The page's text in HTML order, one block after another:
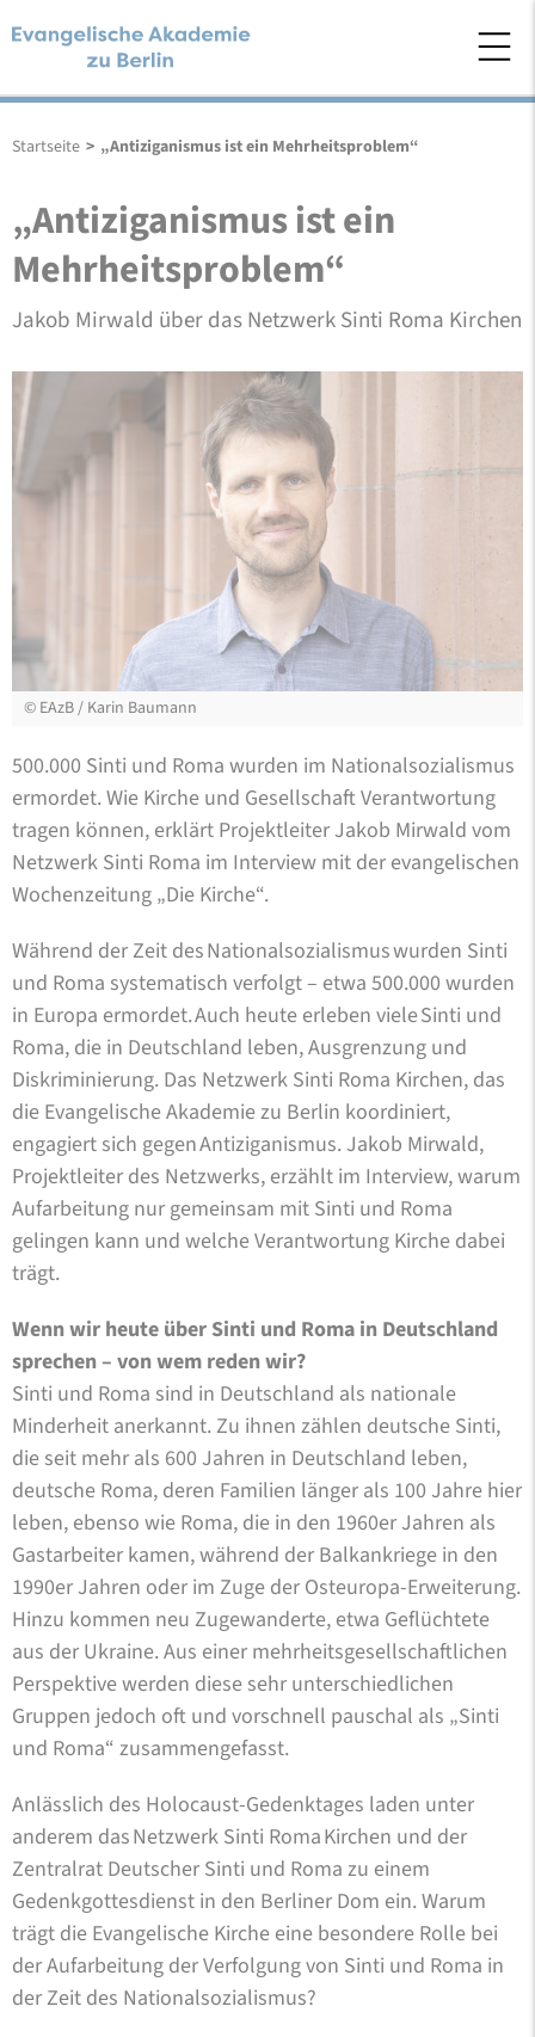
Startseite > „Antiziganismus ist ein Mehrheitsproblem“
„Antiziganismus ist ein
Mehrheitsproblem“
Jakob Mirwald über das Netzwerk Sinti Roma Kirchen
© EAzB / Karin Baumann
500.000 Sinti und Roma wurden im Nationalsozialismus
ermordet. Wie Kirche und Gesellschaft Verantwortung
tragen können, erklärt Projektleiter Jakob Mirwald vom
Netzwerk Sinti Roma im Interview mit der evangelischen
Wochenzeitung „Die Kirche“.
Während der Zeit des Nationalsozialismus wurden Sinti
und Roma systematisch verfolgt – etwa 500.000 wurden
in Europa ermordet. Auch heute erleben viele Sinti und
Roma, die in Deutschland leben, Ausgrenzung und
Diskriminierung. Das Netzwerk Sinti Roma Kirchen, das
die Evangelische Akademie zu Berlin koordiniert,
engagiert sich gegen Antiziganismus. Jakob Mirwald,
Projektleiter des Netzwerks, erzählt im Interview, warum
Aufarbeitung nur gemeinsam mit Sinti und Roma
gelingen kann und welche Verantwortung Kirche dabei
trägt.
Wenn wir heute über Sinti und Roma in Deutschland
sprechen – von wem reden wir?
Sinti und Roma sind in Deutschland als nationale
Minderheit anerkannt. Zu ihnen zählen deutsche Sinti,
die seit mehr als 600 Jahren in Deutschland leben,
deutsche Roma, deren Familien länger als 100 Jahre hier
leben, ebenso wie Roma, die in den 1960er Jahren als
Gastarbeiter kamen, während der Balkankriege in den
1990er Jahren oder im Zuge der Osteuropa-Erweiterung.
Hinzu kommen neu Zugewanderte, etwa Geflüchtete
aus der Ukraine. Aus einer mehrheitsgesellschaftlichen
Perspektive werden diese sehr unterschiedlichen
Gruppen jedoch oft und vorschnell pauschal als „Sinti
und Roma“ zusammengefasst.
Anlässlich des Holocaust-Gedenktages laden unter
anderem das Netzwerk Sinti Roma Kirchen und der
Zentralrat Deutscher Sinti und Roma zu einem
Gedenkgottesdienst in den Berliner Dom ein. Warum
trägt die Evangelische Kirche eine besondere Rolle bei
der Aufarbeitung der Verfolgung von Sinti und Roma in
der Zeit des Nationalsozialismus?